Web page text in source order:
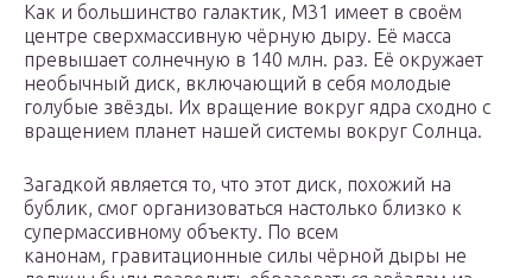
Как и большинство галактик, М31 имеет в своём
центре сверхмассивную чёрную дыру. Её масса
превышает солнечную в 140 млн. раз. Её окружает
необычный диск, включающий в себя молодые
голубые звёзды. Их вращение вокруг ядра сходно с
вращением планет нашей системы вокруг Солнца.
Загадкой является то, что этот диск, похожий на
бублик, смог организоваться настолько близко к
супермассивному объекту. По всем
канонам, гравитационные силы чёрной дыры не